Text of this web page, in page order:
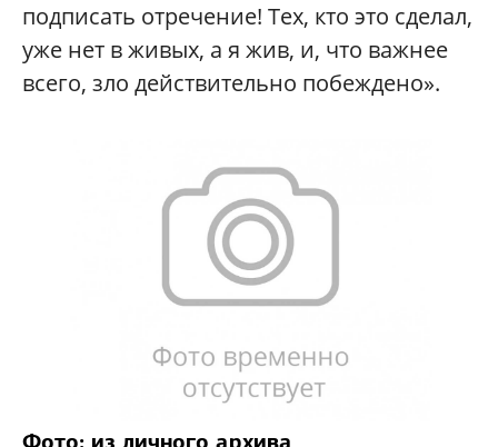
подписать отречение! Тех, кто это сделал,
уже нет в живых, а я жив, и, что важнее
всего, зло действительно побеждено».
Фото: из личного архива